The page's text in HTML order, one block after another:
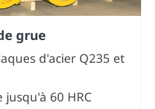
grue
d'acier Q235 et
60 HRC